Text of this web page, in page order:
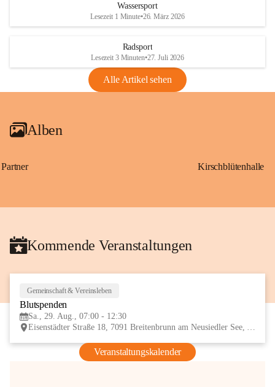
Anhang VBl. EU Nr. 18
1 Seite•1,4 MB
VBl. EU Nr. 18_2026
Wassersport
Lesezeit 1 Minute•26. März 2026
Radsport
Lesezeit 3 Minuten•27. Juli 2026
Alle Artikel sehen
Alben
Partner Kirschblütenhalle
Kommende Veranstaltungen
Gemeinschaft & Vereinsleben
Blutspenden
Sa., 29. Aug., 07:00 - 12:30
Eisenstädter Straße 18, 7091 Breitenbrunn am Neusiedler See, AUT
Veranstaltungskalender